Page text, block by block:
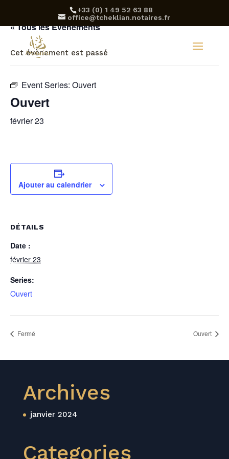
‪+33 (0) 1 49 52 63 88‬
office@tcheklian.notaires.fr
« Tous les Évènements
Cet évènement est passé
Event Series: Ouvert
Ouvert
février 23
Ajouter au calendrier
DÉTAILS
Date :
février 23
Series:
Ouvert
Fermé Ouvert
Archives
janvier 2024
Categories